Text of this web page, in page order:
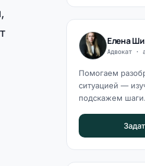
,
Елена
Адвокат ·
Помогаем
ситуацией —
подскажем шаги.